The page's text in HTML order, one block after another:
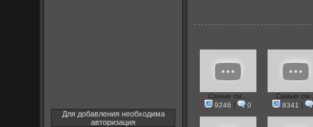
Для добавления необходима
авторизация
Самые см...
9246 | 0
Самые
8341 |